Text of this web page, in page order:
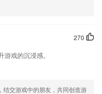
270
戏的沉浸感。
结交游戏中的朋友，共同创造游